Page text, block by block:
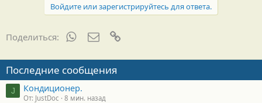
Войдите или зарегистрируйтесь для ответа.
Поделиться: WhatsAppЭлектронная почта
Последние сообщения
J Кондиционер.
От: JustDoc 8 мин. назад